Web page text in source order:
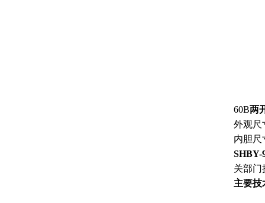
60B两
外观尺
内胆尺
SHBY-
关部门
主要技